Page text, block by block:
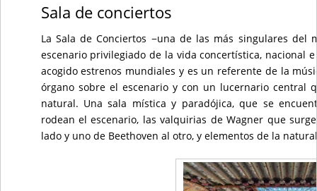
Sala de conciertos
La Sala de Conciertos −una de las más singulares del
escenario privilegiado de la vida concertística, nacional
acogido estrenos mundiales y es un referente de la
órgano sobre el escenario y con un lucernario central
natural. Una sala mística y paradójica, que se
rodean el escenario, las valquirias de Wagner que
lado y uno de Beethoven al otro, y elementos de la